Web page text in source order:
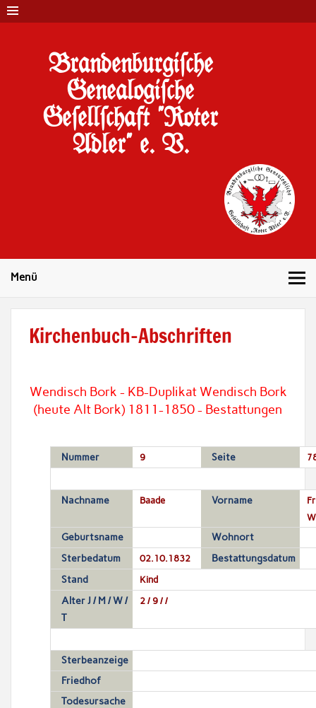
Brandenburgi#che
Genealogi#che
Ge#ell#chaft "Roter
Adler" e. V.
Menü
Kirchenbuch-Abschriften
Wendisch Bork - KB-Duplikat Wendisch Bork
(heute Alt Bork) 1811-1850 - Bestattungen
Nummer 9 Seite
Nachname Baade Vorname
Geburtsname
Wohnort
Sterbedatum
02.10.1832
Bestattungsdatum
Stand
Kind
Alter J / M / W /
T
2 / 9 / /
Sterbeanzeige
Friedhof
Todesursache